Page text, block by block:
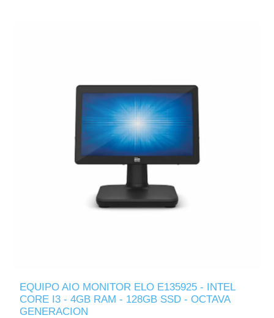
EQUIPO AIO MONITOR ELO E135925 - INTEL
CORE I3 - 4GB RAM - 128GB SSD - OCTAVA
GENERACION